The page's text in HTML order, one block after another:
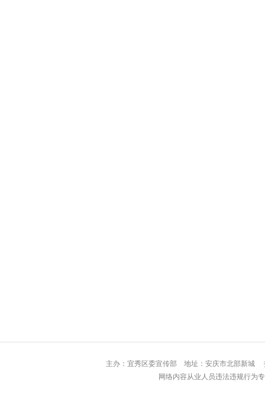
主办：宜秀区委宣传部 地址：安庆市北
网络内容从业人员违法违规行